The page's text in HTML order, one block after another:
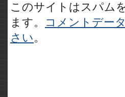
このサイトはスパム
ます。
コメントデー
さい。